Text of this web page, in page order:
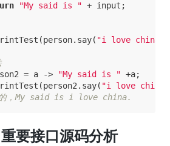
"My said is " + input;
"i love china."
= a ->
"My said is " +a;
"i love
的，My said is i love china.
要接口源码分析